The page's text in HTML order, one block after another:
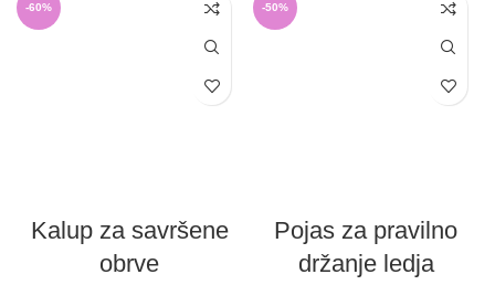
-60%
Kalup za savršene
obrve
-50%
Pojas za pravilno
držanje ledja